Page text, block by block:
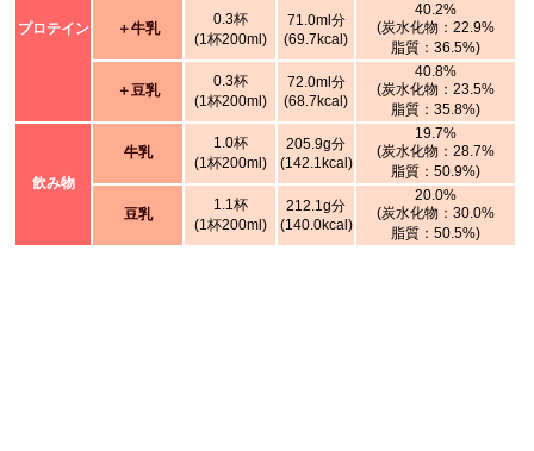
プロテイン ＋牛乳
0.3杯
(1杯200ml)
71.0ml分
(69.7kcal)
40.2%
(炭水化物：22.9%
脂質：36.5%)
＋豆乳
0.3杯
(1杯200ml)
72.0ml分
(68.7kcal)
40.8%
(炭水化物：23.5%
脂質：35.8%)
飲み物
牛乳
1.0杯
(1杯200ml)
205.9g分
(142.1kcal)
19.7%
(炭水化物：28.7%
脂質：50.9%)
豆乳
1.1杯
(1杯200ml)
212.1g分
(140.0kcal)
20.0%
(炭水化物：30.0%
脂質：50.5%)